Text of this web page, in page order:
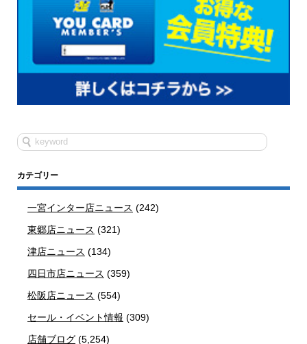
カテゴリー
一宮インター店ニュース (242)
東郷店ニュース (321)
津店ニュース (134)
四日市店ニュース (359)
松阪店ニュース (554)
セール・イベント情報 (309)
店舗ブログ (5,254)